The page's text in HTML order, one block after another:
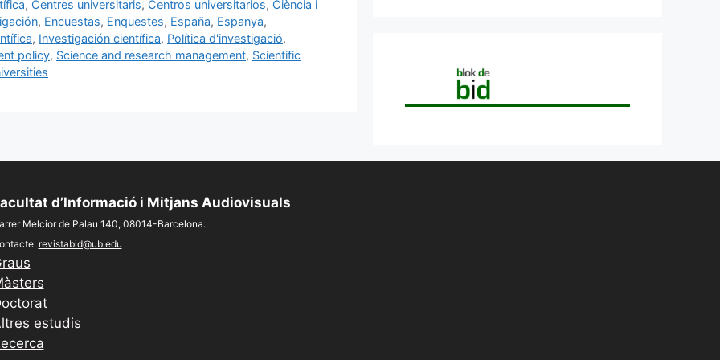
, Centres universitaris, Centros universitarios, Ciència i
, Encuestas, Enquestes, España, Espanya,
, Investigación científica, Política d'investigació,
policy, Science and research management, Scientific
d’Informació i Mitjans Audiovisuals
Melcior de Palau 140, 08014-Barcelona.
revistabid@ub.edu
estudis